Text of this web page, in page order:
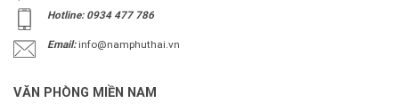
Hotline: 0934 477 786
Email: info@namphuthai.vn
VĂN PHÒNG MIỀN NAM